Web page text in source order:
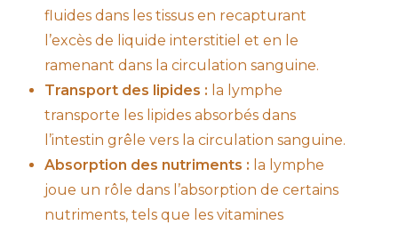
fluides dans les tissus en recapturant
l’excès de liquide interstitiel et en le
ramenant dans la circulation sanguine.
Transport des lipides : la lymphe
transporte les lipides absorbés dans
l’intestin grêle vers la circulation sanguine.
Absorption des nutriments : la lymphe
joue un rôle dans l’absorption de certains
nutriments, tels que les vitamines